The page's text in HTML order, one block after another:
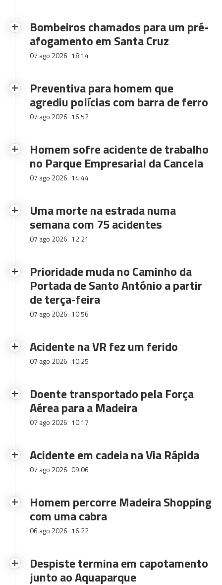
Bombeiros chamados para um pré-
afogamento em Santa Cruz
07 ago 2026 18:14
Preventiva para homem que
agrediu polícias com barra de ferro
07 ago 2026 16:52
Homem sofre acidente de trabalho
no Parque Empresarial da Cancela
07 ago 2026 14:44
Uma morte na estrada numa
semana com 75 acidentes
07 ago 2026 12:21
Prioridade muda no Caminho da
Portada de Santo António a partir
de terça-feira
07 ago 2026 10:56
Acidente na VR fez um ferido
07 ago 2026 10:25
Doente transportado pela Força
Aérea para a Madeira
07 ago 2026 10:17
Acidente em cadeia na Via Rápida
07 ago 2026 09:06
Homem percorre Madeira Shopping
com uma cabra
06 ago 2026 16:22
Despiste termina em capotamento
junto ao Aquaparque